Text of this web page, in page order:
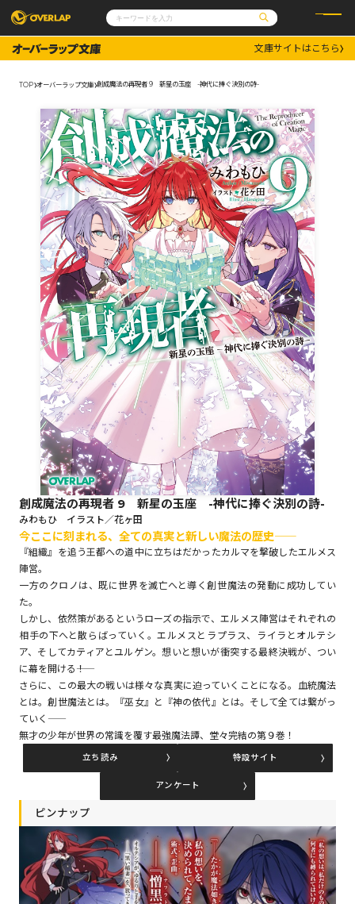
コミックガルド
コミッククリエ
文庫
ノベルス
その他
コミックエッセイ
ポケットモンスター
アニメ
ゲーム
通販・NEWS
OVERLAP STORE
オーバーラップ広報室
企業
会社概要
採用情報
アクセス
オーバーラップホールディングス
お問い合わせはこちら
オーバーラップ文庫
オーバーラップノベルス
オーバーラップノベルスf
ロサージュノベルス
コミックガルド
コミッククリエ
コミックパルフェ
コミックエッセイ
閉じる
文庫サイトはこちら
TOP オーバーラップ文庫 創成魔法の再現者 9 新星の玉座 -神代に捧ぐ決別の詩-
創成魔法の再現者 9 新星の玉座 -神代に捧ぐ決別の詩-
みわもひ イラスト／花ヶ田
今ここに刻まれる、全ての真実と新しい魔法の歴史――
『組織』を追う王都への道中に立ちはだかったカルマを撃破したエルメス
陣営。
一方のクロノは、既に世界を滅亡へと導く創世魔法の発動に成功してい
た。
しかし、依然策があるというローズの指示で、エルメス陣営はそれぞれの
相手の下へと散らばっていく。エルメスとラプラス、ライラとオルテシ
ア、そしてカティアとユルゲン。想いと想いが衝突する最終決戦が、つい
に幕を開ける――！
さらに、この最大の戦いは様々な真実に迫っていくことになる。血統魔法
とは。創世魔法とは。『巫女』と『神の依代』とは。そして全ては繋がっ
ていく――
無才の少年が世界の常識を覆す最強魔法譚、堂々完結の第９巻！
立ち読み 特設サイト
アンケート
ピンナップ